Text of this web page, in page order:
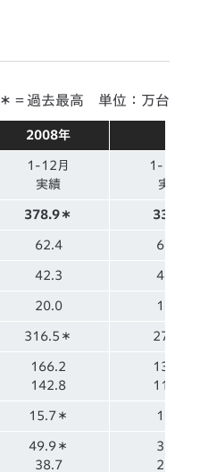
＊＝過去最高 単位：万台
2008年
1-12月
実績
1-12月
実績
378.9＊ 339.2
62.4 62.5
42.3 46.3
20.0 16.2
316.5＊ 276.7
166.2
142.8
133.2
115.0
15.7＊ 15.3
49.9＊
38.7
35.0
28.4